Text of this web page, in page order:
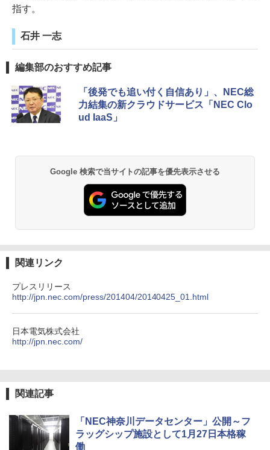
指す。
石井 一志
編集部のおすすめ記事
「後発でも追い付く自信あり」、NEC総
力結集の新クラウドサービス「NEC Clo
ud IaaS」
Google 検索で当サイトの記事を優先表示させる
関連リンク
プレスリリース
http://jpn.nec.com/press/201404/20140425_01.html
日本電気株式会社
http://jpn.nec.com/
関連記事
「NEC神奈川データセンター」公開～フ
ラッグシップ施設として1月27日本格稼
働